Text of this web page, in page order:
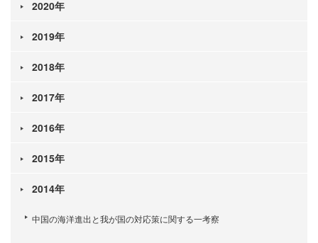
2020年
2019年
2018年
2017年
2016年
2015年
2014年
中国の海洋進出と我が国の対応策に関する一考察